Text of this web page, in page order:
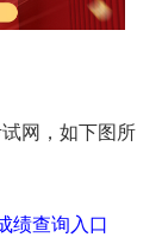
网，如下图所
绩查询入口